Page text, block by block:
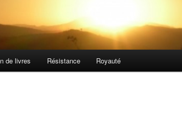
de livres Résistance Royauté